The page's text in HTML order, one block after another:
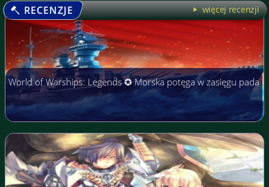
RECENZJE więcej recenzji
World of Warships: Legends ✪ Morska potęga w zasięgu pada